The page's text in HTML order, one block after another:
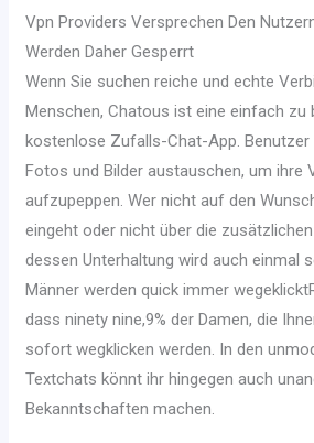
Vpn Providers Versprechen Den
Werden Daher Gesperrt
Wenn Sie suchen reiche und echte
Menschen, Chatous ist eine einfach zu
kostenlose Zufalls-Chat-App. Benutzer
Fotos und Bilder austauschen, um ihre
aufzupeppen. Wer nicht auf den
eingeht oder nicht über die
dessen Unterhaltung wird auch einmal
Männer werden quick immer
dass ninety nine,9% der Damen, die
sofort wegklicken werden. In den
Textchats könnt ihr hingegen auch
Bekanntschaften machen.